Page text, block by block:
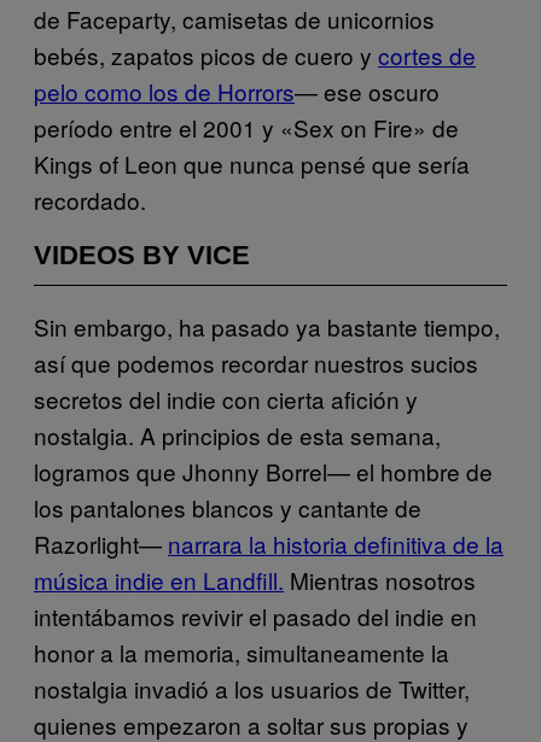
de Faceparty, camisetas de unicornios
bebés, zapatos picos de cuero y cortes de
pelo como los de Horrors— ese oscuro
período entre el 2001 y «Sex on Fire» de
Kings of Leon que nunca pensé que sería
recordado.
VIDEOS BY VICE
Sin embargo, ha pasado ya bastante tiempo,
así que podemos recordar nuestros sucios
secretos del indie con cierta afición y
nostalgia. A principios de esta semana,
logramos que Jhonny Borrel— el hombre de
los pantalones blancos y cantante de
Razorlight— narrara la historia definitiva de la
música indie en Landfill. Mientras nosotros
intentábamos revivir el pasado del indie en
honor a la memoria, simultaneamente la
nostalgia invadió a los usuarios de Twitter,
quienes empezaron a soltar sus propias y